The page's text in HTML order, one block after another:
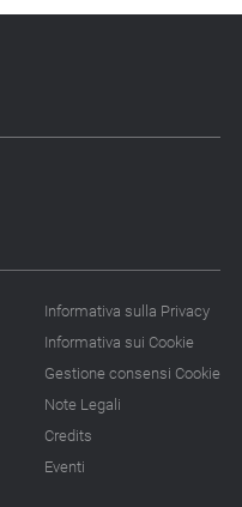
Informativa sulla Privacy
Informativa sui Cookie
Gestione consensi Cookie
Note Legali
Credits
Eventi